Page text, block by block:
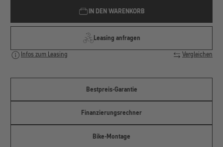
IN DEN WARENKORB
Leasing anfragen
Vergleichen
Infos zum Leasing
Bestpreis-Garantie
Finanzierungsrechner
Bike-Montage